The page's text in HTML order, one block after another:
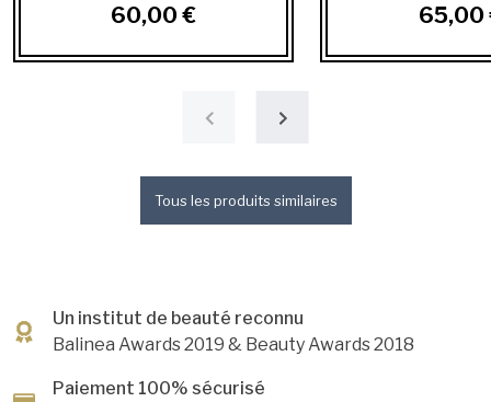
60,00 € 65,00
Tous les produits similaires
Un institut de beauté reconnu
Balinea Awards 2019 & Beauty Awards 2018
Paiement 100% sécurisé